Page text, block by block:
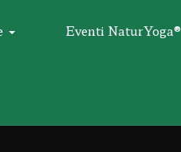
Eventi NaturYoga®